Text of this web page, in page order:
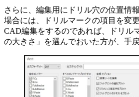
さらに、編集用にドリル穴の位置情
場合には、ドリルマークの項目を変
CAD編集をするのであれば、ドリル
の大きさ」を選んでおいた方が、手